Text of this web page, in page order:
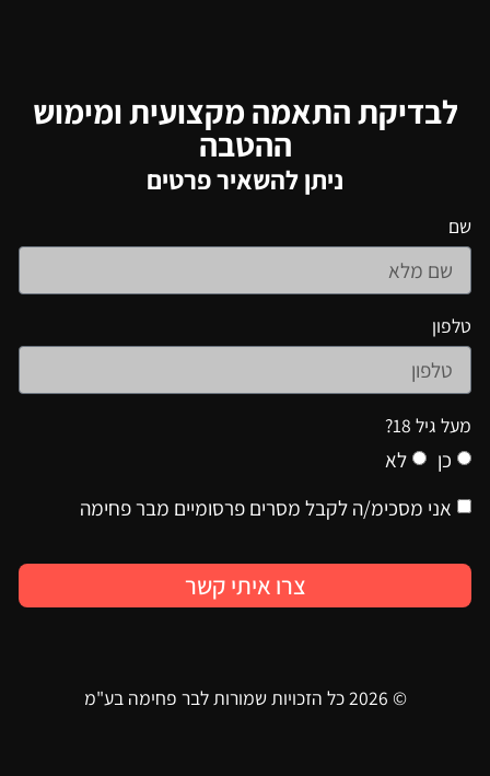
לבדיקת התאמה מקצועית ומימוש
ההטבה
ניתן להשאיר פרטים
שם
טלפון
מעל גיל 18?
כן
לא
אני מסכימ/ה לקבל מסרים פרסומיים מבר פחימה
צרו איתי קשר
© 2026 כל הזכויות שמורות ל בר פחימה בע"מ